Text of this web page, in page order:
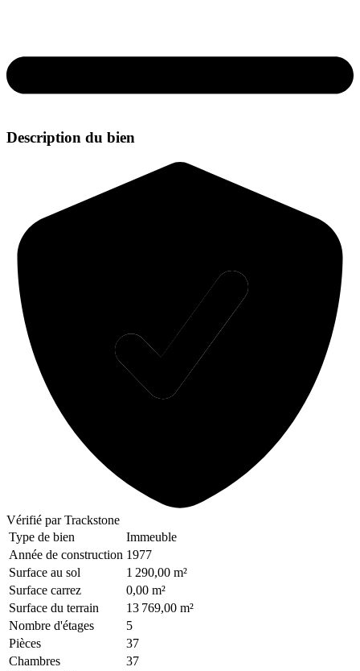
Description du bien
Vérifié par Trackstone
Type de bien
Immeuble
Année de construction 1977
Surface au sol
1 290,00 m²
Surface carrez
0,00 m²
Surface du terrain
13 769,00 m²
Nombre d'étages
5
Pièces
37
Chambres
37